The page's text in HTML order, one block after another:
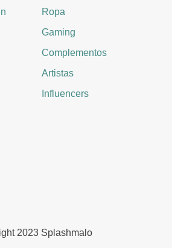
Ropa
Gaming
Complementos
Artistas
Influencers
2023 Splashmalo